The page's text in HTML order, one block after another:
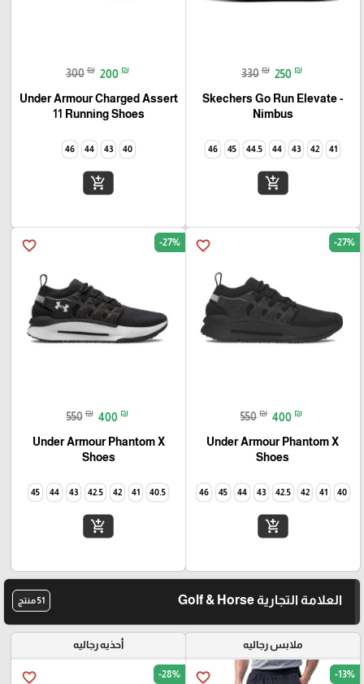
330 ₪ 250 ₪
Skechers Go Run Elevate -
Nimbus
41
42
43
44
44.5
45
46
add_shopping_cart
300 ₪ 200 ₪
Under Armour Charged Assert
11 Running Shoes
40
43
44
46
add_shopping_cart
favorite_border -27%
550 ₪ 400 ₪
Under Armour Phantom X
Shoes
40
41
42
42.5
43
44
45
46
add_shopping_cart
favorite_border -27%
550 ₪ 400 ₪
Under Armour Phantom X
Shoes
40.5
41
42
42.5
43
44
45
add_shopping_cart
العلامة التجارية Golf & Horse 51 منتج
ملابس رجاليه
favorite_border -13%
أحذيه رجاليه
favorite_border -28%